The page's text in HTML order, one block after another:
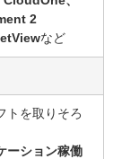
2
など
トを取りそろ
ーション稼働